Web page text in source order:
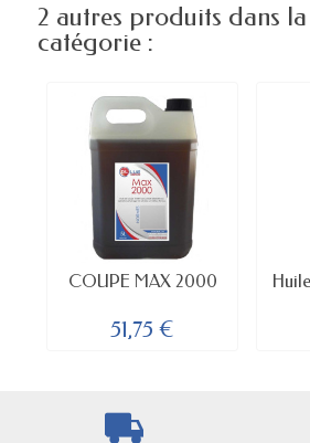
2 autres produits dans
catégorie :
COUPE MAX 2000
51,75 €